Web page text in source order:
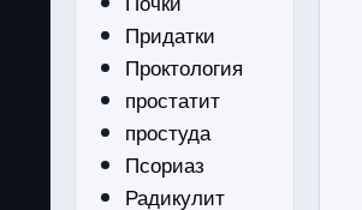
Придатки
Проктология
простатит
простуда
Псориаз
Радикулит